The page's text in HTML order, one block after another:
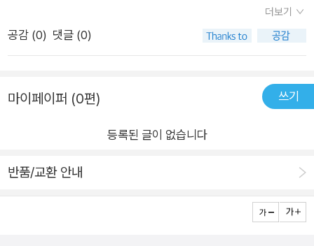
더보기
공감 (0) 댓글 (0)
마이페이퍼 (0편) 쓰기
등록된 글이 없습니다
반품/교환 안내